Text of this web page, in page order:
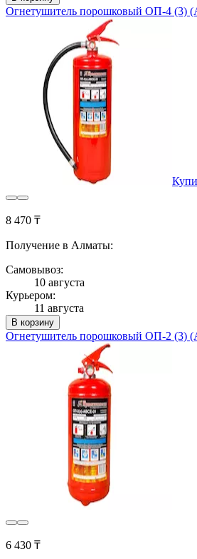
Огнетушитель порошковый ОП-4 (3)
8 470 ₸
Получение в Алматы:
Самовывоз:
10 августа
Курьером:
11 августа
В корзину
Огнетушитель порошковый ОП-2 (3)
6 430 ₸